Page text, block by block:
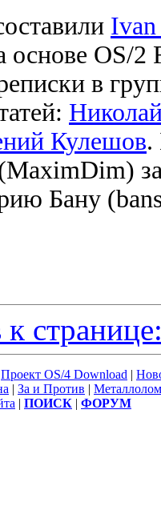
основе OS/
в
Кулешов.
Бану
Проект OS/4 Download |
| За и Против | Металлолом
| ПОИСК | ФОРУМ